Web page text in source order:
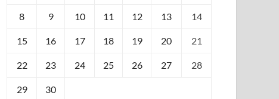
8 9 10 11 12 13 14
15 16 17 18 19 20 21
22 23 24 25 26 27 28
29 30